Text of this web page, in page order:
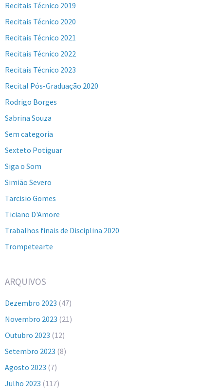
Recitais Técnico 2019
Recitais Técnico 2020
Recitais Técnico 2021
Recitais Técnico 2022
Recitais Técnico 2023
Recital Pós-Graduação 2020
Rodrigo Borges
Sabrina Souza
Sem categoria
Sexteto Potiguar
Siga o Som
Simião Severo
Tarcisio Gomes
Ticiano D'Amore
Trabalhos finais de Disciplina 2020
Trompetearte
ARQUIVOS
Dezembro 2023 (47)
Novembro 2023 (21)
Outubro 2023 (12)
Setembro 2023 (8)
Agosto 2023 (7)
Julho 2023 (117)